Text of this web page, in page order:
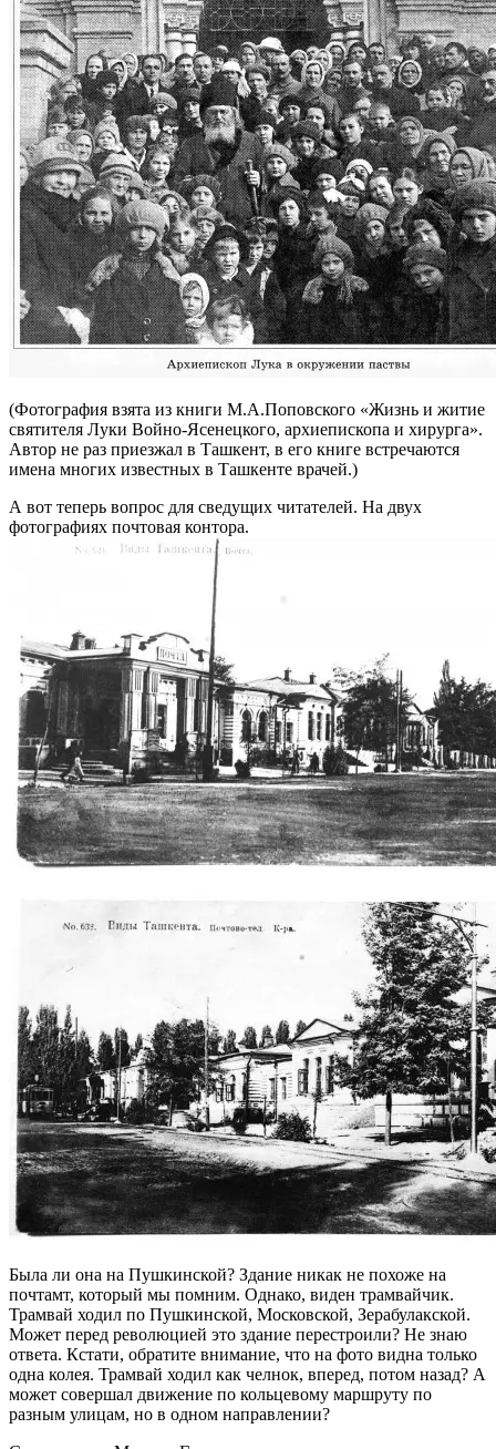
(Фотография взята из книги М.А.Поповского «Жизнь и житие
святителя Луки Войно-Ясенецкого, архиепископа и хирурга».
Автор не раз приезжал в Ташкент, в его книге встречаются
имена многих известных в Ташкенте врачей.)
А вот теперь вопрос для сведущих читателей. На двух
фотографиях почтовая контора.
Была ли она на Пушкинской? Здание никак не похоже на
почтамт, который мы помним. Однако, виден трамвайчик.
Трамвай ходил по Пушкинской, Московской, Зерабулакской.
Может перед революцией это здание перестроили? Не знаю
ответа. Кстати, обратите внимание, что на фото видна только
одна колея. Трамвай ходил как челнок, вперед, потом назад? А
может совершал движение по кольцевому маршруту по
разным улицам, но в одном направлении?